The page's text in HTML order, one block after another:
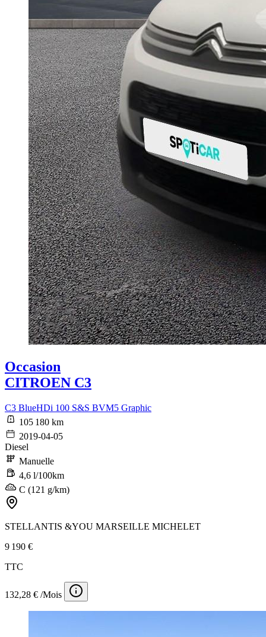
Occasion
CITROEN C3
C3 BlueHDi 100 S&S BVM5 Graphic
105 180 km
2019-04-05
Diesel
Manuelle
4,6 l/100km
C (121 g/km)
STELLANTIS &YOU MARSEILLE MICHELET
9 190 €
TTC
132,28 € /Mois